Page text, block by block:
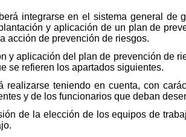
integrarse en el sistema general de
y aplicación de un plan de
acción de prevención de riesgos.
y aplicación del plan de prevención de
se refieren los apartados siguientes.
teniendo en cuenta, con
y de los funcionarios que deban
de la elección de los equipos de